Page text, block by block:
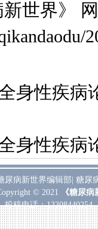
世界》
身性疾病
身性疾病
尿病新世界编辑部 |糖尿
© 2021
《糖尿
投稿电话：13308440254